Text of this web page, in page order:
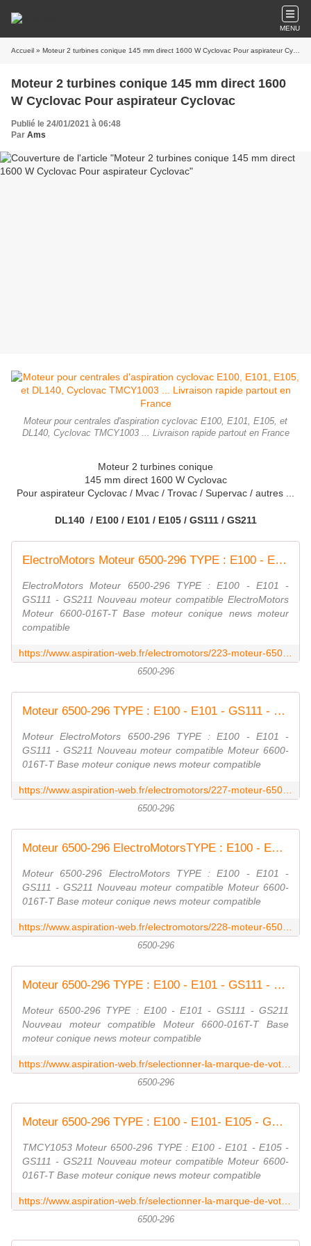
MENU
Accueil » Moteur 2 turbines conique 145 mm direct 1600 W Cyclovac Pour aspirateur Cyclovac
Moteur 2 turbines conique 145 mm direct 1600
W Cyclovac Pour aspirateur Cyclovac
Publié le 24/01/2021 à 06:48
Par Ams
Moteur pour centrales d'aspiration cyclovac E100, E101, E105, et
DL140, Cyclovac TMCY1003 ... Livraison rapide partout en France
Moteur 2 turbines conique
145 mm direct 1600 W Cyclovac
Pour aspirateur Cyclovac / Mvac / Trovac / Supervac / autres ...
DL140 / E100 / E101 / E105 / GS111 / GS211
ElectroMotors Moteur 6500-296 TYPE : E100 - E101 - GS111 - GS211
ElectroMotors Moteur 6500-296 TYPE : E100 - E101 -
GS111 - GS211 Nouveau moteur compatible ElectroMotors
Moteur 6600-016T-T Base moteur conique news moteur
compatible
6500-296
Moteur 6500-296 TYPE : E100 - E101 - GS111 - GS211 ElectroMotors
Moteur ElectroMotors 6500-296 TYPE : E100 - E101 -
GS111 - GS211 Nouveau moteur compatible Moteur 6600-
016T-T Base moteur conique news moteur compatible
6500-296
Moteur 6500-296 ElectroMotorsTYPE : E100 - E101 - GS111 - GS211
Moteur 6500-296 ElectroMotors TYPE : E100 - E101 -
GS111 - GS211 Nouveau moteur compatible Moteur 6600-
016T-T Base moteur conique news moteur compatible
6500-296
Moteur 6500-296 TYPE : E100 - E101 - GS111 - GS211 nouveau moteur
Moteur 6500-296 TYPE : E100 - E101 - GS111 - GS211
Nouveau moteur compatible Moteur 6600-016T-T Base
moteur conique news moteur compatible
6500-296
Moteur 6500-296 TYPE : E100 - E101- E105 - GS111 - GS211 TMCY1053
TMCY1053 Moteur 6500-296 TYPE : E100 - E101 - E105 -
GS111 - GS211 Nouveau moteur compatible Moteur 6600-
016T-T Base moteur conique news moteur compatible
6500-296